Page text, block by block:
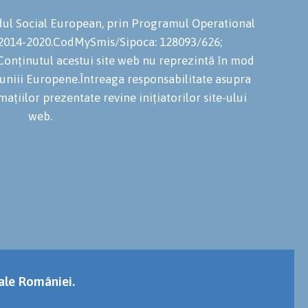
Social European, prin Programul Operational
2020.CodMySmis/Sipoca: 128093/626;
acestui site web nu reprezintă în mod
Europene.Întreaga responsabilitate asupra
prezentate revine inițiatorilor site-ului
web.
României.